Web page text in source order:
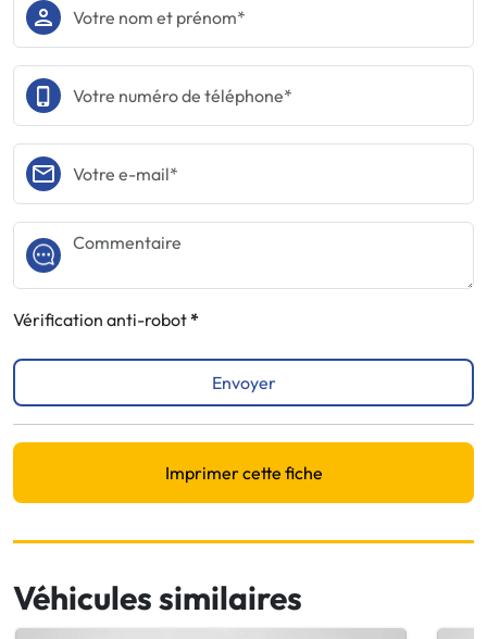
Vérification anti-robot
Envoyer
Imprimer cette fiche
Véhicules similaires